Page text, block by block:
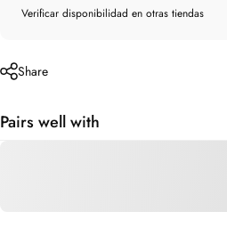
Verificar disponibilidad en otras tiendas
Share
Pairs well with